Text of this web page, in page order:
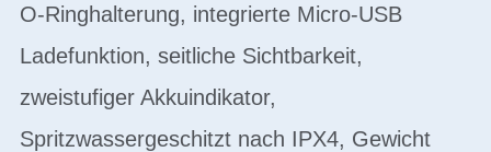
O-Ringhalterung, integrierte Micro-USB
Ladefunktion, seitliche Sichtbarkeit,
zweistufiger Akkuindikator,
Spritzwassergeschitzt nach IPX4, Gewicht